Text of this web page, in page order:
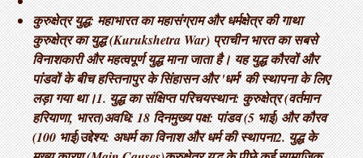
कुरुक्षेत्र युद्ध: महाभारत का महासंग्राम और धर्मक्षेत्र की गाथा ​
कुरुक्षेत्र का युद्ध (Kurukshetra War) प्राचीन भारत का सबसे
विनाशकारी और महत्वपूर्ण युद्ध माना जाता है। यह युद्ध कौरवों और
पांडवों के बीच हस्तिनापुर के सिंहासन और 'धर्म' की स्थापना के लिए
लड़ा गया था। ​1. युद्ध का संक्षिप्त परिचय ​स्थान: कुरुक्षेत्र (वर्तमान
हरियाणा, भारत) ​अवधि: 18 दिन ​मुख्य पक्ष: पांडव (5 भाई) और कौरव
(100 भाई) ​उद्देश्य: अधर्म का विनाश और धर्म की स्थापना ​2. युद्ध के